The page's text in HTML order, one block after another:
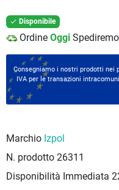
 Disponibile
Ordine Oggi
Consegniamo i nostri prodotti nei
IVA per le transazioni
Marchio Izpol
N. prodotto 26311
Disponibilità Immediata